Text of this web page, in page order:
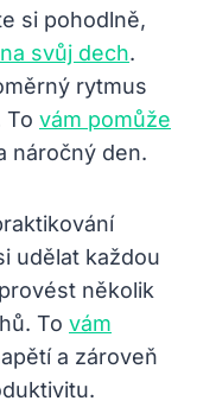
si pohodlně,
svůj dech.
rytmus
To vám pomůže
náročný den.
udělat každou
několik
To vám
a zároveň